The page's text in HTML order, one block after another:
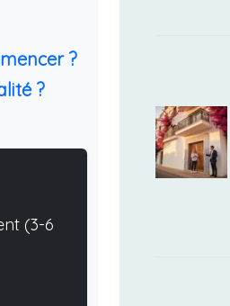
?
?
(3-6